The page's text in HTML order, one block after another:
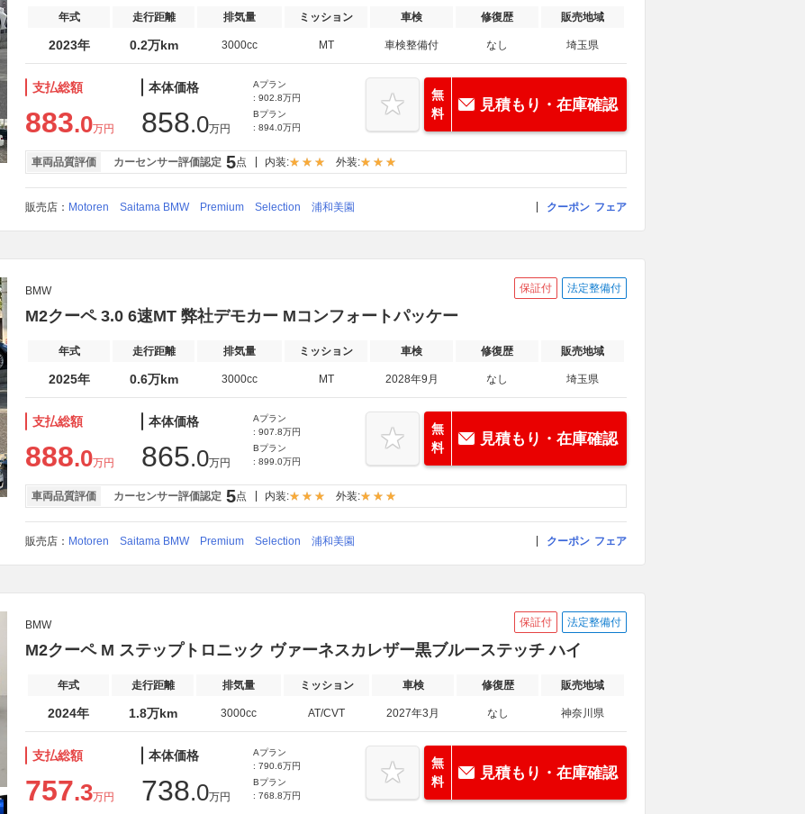
年式 走行距離 排気量 ミッション 車検 修復歴 販売地域
2023年 0.2万km 3000cc MT 車検整備付 なし 埼玉県
支払総額
883.0万円
本体価格
858.0万円
Aプラン
: 902.8万円
Bプラン
: 894.0万円
無
料
見積もり・在庫確認
車両品質評価 カーセンサー評価認定 5点 内装: 外装:
販売店： Motoren Saitama BMW Premium Selection 浦和美園 クーポン フェア
BMW 保証付 法定整備付
M2クーペ 3.0 6速MT 弊社デモカー Mコンフォートパッケー
年式 走行距離 排気量 ミッション 車検 修復歴 販売地域
2025年 0.6万km 3000cc MT 2028年9月 なし 埼玉県
支払総額
888.0万円
本体価格
865.0万円
Aプラン
: 907.8万円
Bプラン
: 899.0万円
無
料
見積もり・在庫確認
車両品質評価 カーセンサー評価認定 5点 内装: 外装:
販売店： Motoren Saitama BMW Premium Selection 浦和美園 クーポン フェア
BMW 保証付 法定整備付
M2クーペ M ステップトロニック ヴァーネスカレザー黒ブルーステッチ ハイ
年式 走行距離 排気量 ミッション 車検 修復歴 販売地域
2024年 1.8万km 3000cc AT/CVT 2027年3月 なし 神奈川県
支払総額
757.3万円
本体価格
738.0万円
Aプラン
: 790.6万円
Bプラン
: 768.8万円
無
料
見積もり・在庫確認